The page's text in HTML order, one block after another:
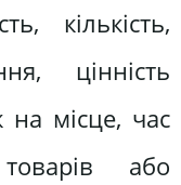
кількість,
цінність
на місце, час
або